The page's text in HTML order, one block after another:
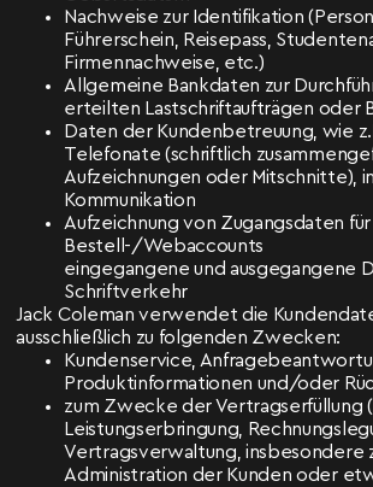
Nachweise zur Identifikation
Führerschein, Reisepass,
Firmennachweise, etc.)
Allgemeine Bankdaten zur
erteilten Lastschriftaufträgen oder
Daten der Kundenbetreuung, wie
Telefonate (schriftlich
Aufzeichnungen oder Mitschnitte),
Kommunikation
Aufzeichnung von Zugangsdaten
Bestell-/Webaccounts
eingegangene und ausgegangene
Schriftverkehr
Jack Coleman verwendet die
ausschließlich zu folgenden Zwecken:
Kundenservice,
Produktinformationen und/oder
zum Zwecke der Vertragserfüllung
Leistungserbringung,
Vertragsverwaltung, insbesondere
Administration der Kunden oder